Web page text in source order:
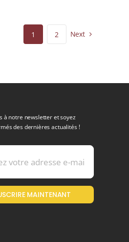
1 2 Next
à notre newsletter et soyez
des dernières actualités !
MAINTENANT